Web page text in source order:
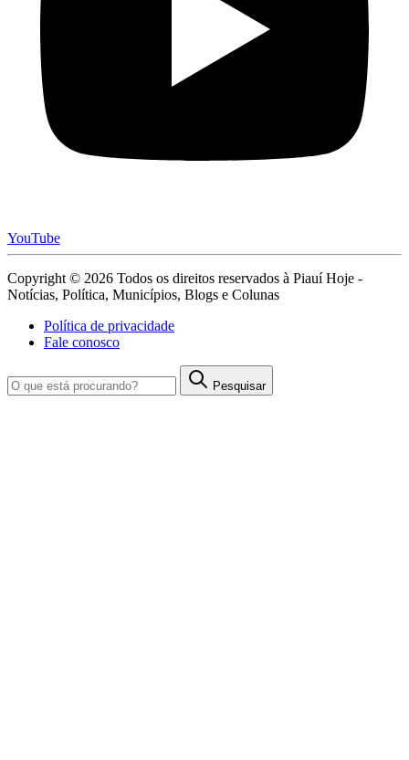
YouTube
Copyright © 2026 Todos os direitos reservados à Piauí Hoje -
Notícias, Política, Municípios, Blogs e Colunas
Política de privacidade
Fale conosco
Pesquisar